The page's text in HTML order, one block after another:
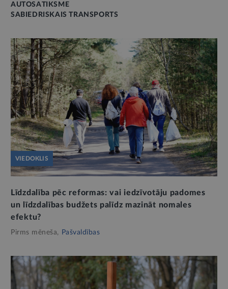
AUTOSATIKSME
SABIEDRISKAIS TRANSPORTS
VIEDOKLIS
Līdzdalība pēc reformas: vai iedzīvotāju padomes
un līdzdalības budžets palīdz mazināt nomales
efektu?
Pirms mēneša, Pašvaldības